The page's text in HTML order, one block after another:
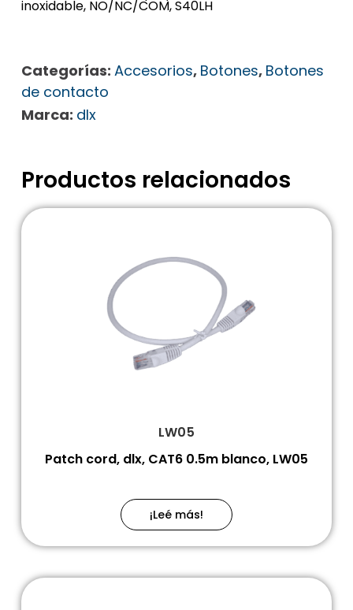
inoxidable, NO/NC/COM, S40LH
Categorías: Accesorios, Botones, Botones
de contacto
Marca: dlx
Productos relacionados
LW05
Patch cord, dlx, CAT6 0.5m blanco, LW05
¡Leé más!